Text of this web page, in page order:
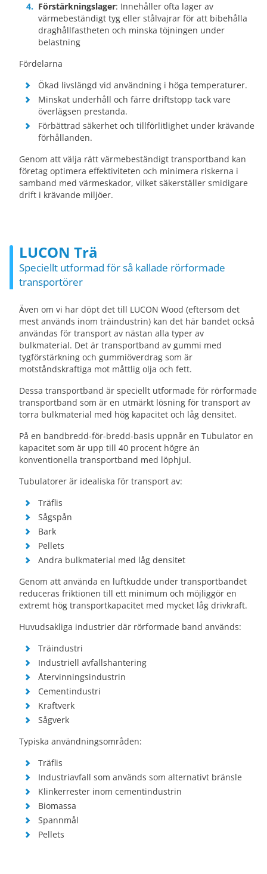
Förstärkningslager: Innehåller ofta lager av
värmebeständigt tyg eller stålvajrar för att bibehålla
draghållfastheten och minska töjningen under
belastning
Fördelarna
Ökad livslängd vid användning i höga temperaturer.
Minskat underhåll och färre driftstopp tack vare
överlägsen prestanda.
Förbättrad säkerhet och tillförlitlighet under krävande
förhållanden.
Genom att välja rätt värmebeständigt transportband kan
företag optimera effektiviteten och minimera riskerna i
samband med värmeskador, vilket säkerställer smidigare
drift i krävande miljöer.
LUCON Trä
Speciellt utformad för så kallade rörformade
transportörer
Även om vi har döpt det till LUCON Wood (eftersom det
mest används inom träindustrin) kan det här bandet också
användas för transport av nästan alla typer av
bulkmaterial. Det är transportband av gummi med
tygförstärkning och gummiöverdrag som är
motståndskraftiga mot måttlig olja och fett.
Dessa transportband är speciellt utformade för rörformade
transportband som är en utmärkt lösning för transport av
torra bulkmaterial med hög kapacitet och låg densitet.
På en bandbredd-för-bredd-basis uppnår en Tubulator en
kapacitet som är upp till 40 procent högre än
konventionella transportband med löphjul.
Tubulatorer är idealiska för transport av:
Träflis
Sågspån
Bark
Pellets
Andra bulkmaterial med låg densitet
Genom att använda en luftkudde under transportbandet
reduceras friktionen till ett minimum och möjliggör en
extremt hög transportkapacitet med mycket låg drivkraft.
Huvudsakliga industrier där rörformade band används:
Träindustri
Industriell avfallshantering
Återvinningsindustrin
Cementindustri
Kraftverk
Sågverk
Typiska användningsområden:
Träflis
Industriavfall som används som alternativt bränsle
Klinkerrester inom cementindustrin
Biomassa
Spannmål
Pellets